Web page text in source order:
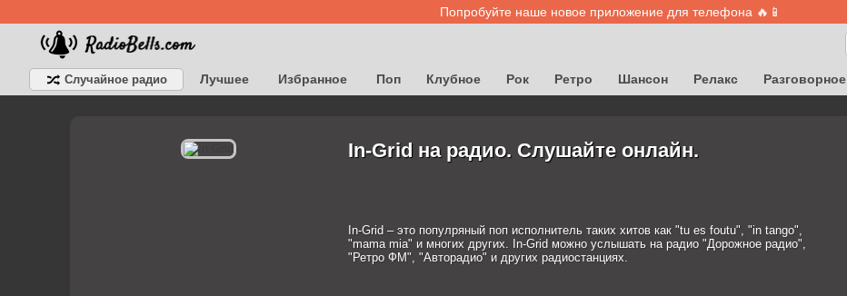
Попробуйте наше новое приложение для телефона 🔥📱
Случайное радио Лучшее Избранное Поп Клубное Рок Ретро Шансон Релакс Разговорное
In-Grid на радио. Слушайте онлайн.
In-Grid – это популряный поп исполнитель таких хитов как "tu es foutu", "in tango",
"mama mia" и многих других. In-Grid можно услышать на радио "Дорожное радио",
"Ретро ФМ", "Авторадио" и других радиостанциях.